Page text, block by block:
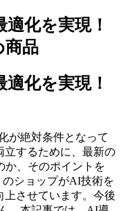
化を実現！
商品
化を実現！
が絶対条件となって
立するために、最新の
か、そのポイントを
ショップがAI技術を
させています。今後